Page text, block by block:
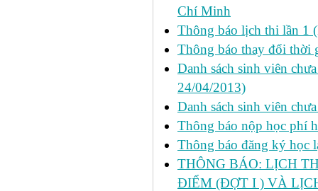
Chí Minh
Thông báo lịch thi lần 1
Thông báo thay đổi thời
Danh sách sinh viên
24/04/2013)
Danh sách sinh viên
Thông báo nộp học phí
Thông báo đăng ký học
THÔNG BÁO: LỊCH
ĐIỂM (ĐỢT I ) VÀ